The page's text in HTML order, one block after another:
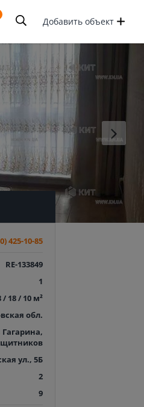
Открыть
форму
Добавить объект
425-10-85
RE-133849
1
/ 18 / 10 м²
обл.
ул., 5Б
2
9